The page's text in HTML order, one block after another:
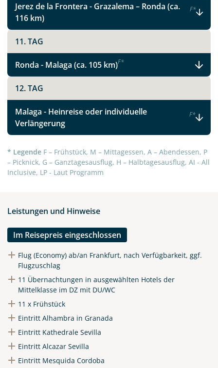
Jerez de la Frontera - Grazalema – Ronda (ca.
116 km)
F*
11. TAG
Ronda - Malaga (ca. 105 km)F*
12. TAG
Malaga - Heinreise oder individuelle
Verlängerung
F*
* Legende F – Frühstück, M – Mittagessen, A – Abendessen, P
– Picknick, G – Ganztagesausflug, H – Halbtagesausflug, AI - All
Inclusive, LP - Laut Programm
Leistungen und Hinweise
Im Reisepreis eingeschlossen
Flug (Economy) ab/an Frankfurt, nach Verfügbarkeit, ggf.
Flugzuschlag
11 Übernachtungen in ausgewählten Hotels der
Mittelklasse im DZ mit DU/WC
11 x Frühstück
Eintritt Alhambra in Granada
Eintritt Kathedrale Sevilla
Eintritt Alcazar Sevilla
Eintritt Mesquida Cordoba